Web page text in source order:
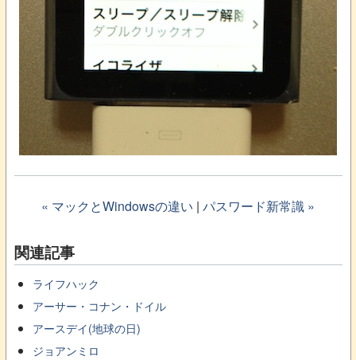
« マックとWindowsの違い | パスワード新常識 »
関連記事
ライフハック
アーサー・コナン・ドイル
アースデイ(地球の日)
ジョアンミロ